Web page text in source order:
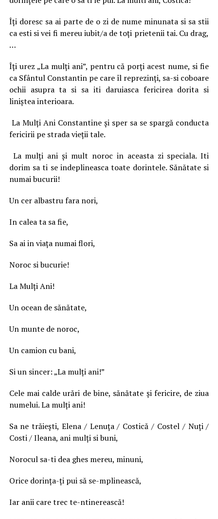
Îţi doresc sa ai parte de o zi de nume minunata si sa stii
ca esti si vei fi mereu iubit/a de toţi prietenii tai. Cu drag,
…
Îţi urez „La mulţi ani”, pentru că porţi acest nume, si fie
ca Sfântul Constantin pe care îl reprezinţi, sa-si coboare
ochii asupra ta si sa iti daruiasca fericirea dorita si
liniştea interioara.
La Mulţi Ani Constantine şi sper sa se spargă conducta
fericirii pe strada vieţii tale.
La mulţi ani şi mult noroc in aceasta zi speciala. Iti
dorim sa ti se indeplineasca toate dorintele. Sănătate si
numai bucurii!
Un cer albastru fara nori,
In calea ta sa fie,
Sa ai in viaţa numai flori,
Noroc si bucurie!
La Mulţi Ani!
Un ocean de sănătate,
Un munte de noroc,
Un camion cu bani,
Si un sincer: „La mulţi ani!”
Cele mai calde urări de bine, sănătate şi fericire, de ziua
numelui. La mulţi ani!
Sa ne trăieşti, Elena / Lenuţa / Costică / Costel / Nuţi /
Costi / Ileana, ani mulţi si buni,
Norocul sa-ti dea ghes mereu, minuni,
Orice dorinţa-ţi pui să se-mplinească,
Iar anii care trec te-ntinerească!